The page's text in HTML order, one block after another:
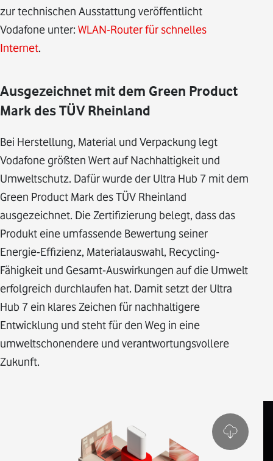
zur technischen Ausstattung veröffentlicht
Vodafone unter: WLAN-Router für schnelles
Internet.
Ausgezeichnet mit dem Green Product
Mark des TÜV Rheinland
Bei Herstellung, Material und Verpackung legt
Vodafone größten Wert auf Nachhaltigkeit und
Umweltschutz. Dafür wurde der Ultra Hub 7 mit dem
Green Product Mark des TÜV Rheinland
ausgezeichnet. Die Zertifizierung belegt, dass das
Produkt eine umfassende Bewertung seiner
Energie-Effizienz, Materialauswahl, Recycling-
Fähigkeit und Gesamt-Auswirkungen auf die Umwelt
erfolgreich durchlaufen hat. Damit setzt der Ultra
Hub 7 ein klares Zeichen für nachhaltigere
Entwicklung und steht für den Weg in eine
umweltschonendere und verantwortungsvollere
Zukunft.